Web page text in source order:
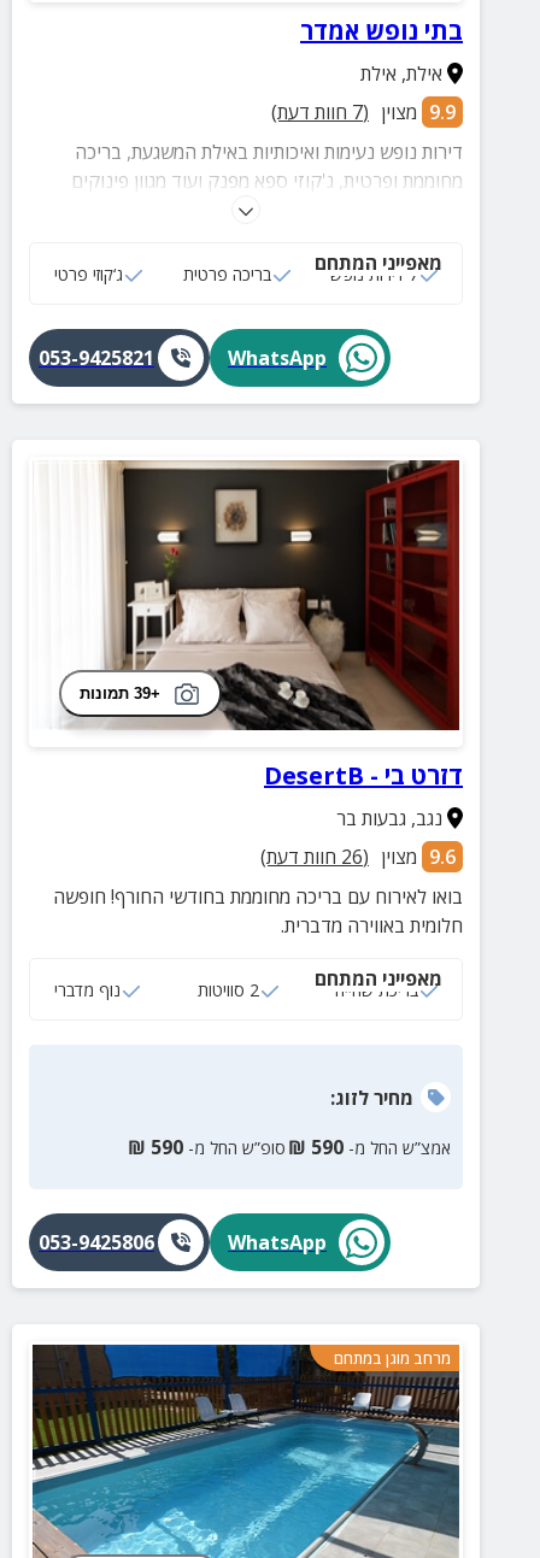
בתי נופש אמדר
אילת, אילת
9.9 מצוין (
7 חוות דעת)
דירות נופש נעימות ואיכותיות באילת המשגעת, בריכה
מחוממת ופרטית, ג'קוזי ספא מפנק ועוד מגוון פינוקים
מאפייני המתחם
7 דירות נופש בריכה פרטית ג‘קוזי פרטי
WhatsApp
053-9425821
+39 תמונות
דזרט בי - DesertB
נגב, גבעות בר
9.6 מצוין (
26 חוות דעת)
בואו לאירוח עם בריכה מחוממת בחודשי החורף! חופשה
חלומית באווירה מדברית.
מאפייני המתחם
בריכת שחייה 2 סוויטות נוף מדברי
מחירלזוג:
אמצ”ש החל מ- 590
₪ סופ”ש החל מ- 590
₪
WhatsApp
053-9425806
מרחב מוגן במתחם